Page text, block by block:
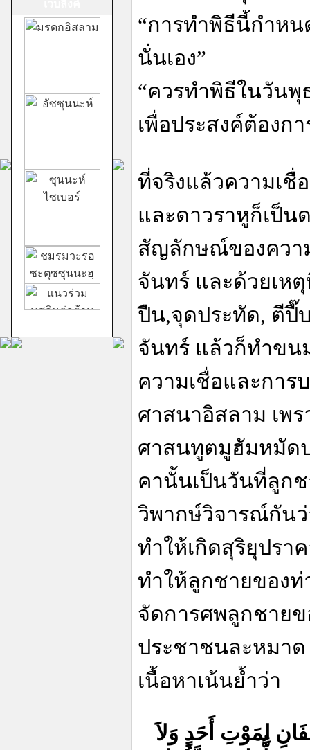
กอง
ชีอะฮ์อิหม่ามสิบ
“การทำพิธีนี้กำห
นั่นเอง”
“ควรทำพิธีในวันพุ
เพื่อประสงค์ต้องก
ที่จริงแล้วความเชื่
และดาวราหูก็เป็
สัญลักษณ์ของควา
จันทร์ และด้วยเหตุ
ปืน,จุดประทัด, ตีปี๊
จันทร์ แล้วก็ทำขน
ความเชื่อและการ
ศาสนาอิสลาม เพ
ศาสนทูตมูฮัมหมัด
คานั้นเป็นวันที่ลูก
วิพากษ์วิจารณ์กันว่
ทำให้เกิดสุริยุปรา
ทำให้ลูกชายของ
จัดการศพลูกชายข
ประชาชนละหมา
เนื้อหาเน้นย้ำว่า
لِمَوْتِ أَحَدٍ وَلاَ